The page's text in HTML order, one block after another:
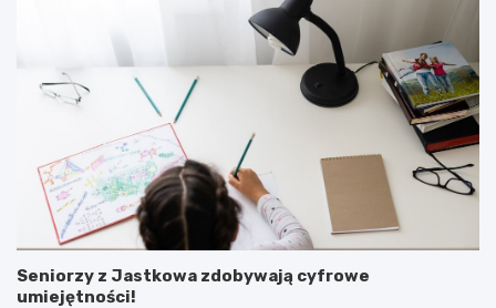
Seniorzy z Jastkowa zdobywają cyfrowe
umiejętności!